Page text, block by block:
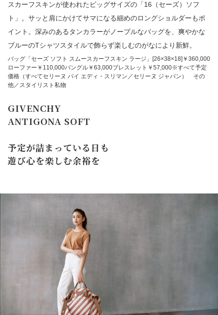
スカーフスキンが使われたビッグサイズの「16（セーズ）ソフ
ト」。サッと肩にかけてサマになる細めのロングショルダーもポ
イント。深みのあるタンカラーがノーブルなバッグを、爽やかな
ブルーのTシャツスタイルで飾らず楽しむのがなにより新鮮。
バッグ「セーズ ソフト スムースカーフスキン ラージ」[26×38×18]￥360,000
ローファー￥110,000バングル￥63,000ブレスレット￥57,000※すべて予定
価格（すべてセリーヌ バイ エディ・スリマン／セリーヌ ジャパン） その
他／スタイリスト私物
GIVENCHY
ANTIGONA SOFT
予定が詰まっている日も
遊び心を楽しむ余裕を